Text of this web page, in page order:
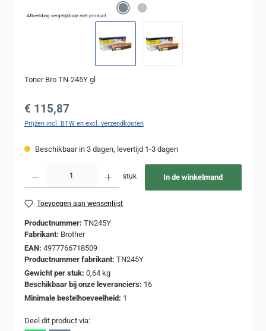
Afbeelding vergelijkbaar met product
Toner Bro TN-245Y gl
Normale prijs:
€ 115,87
Prijzen incl. BTW en excl. verzendkosten
Beschikbaar in 3 dagen, levertijd 1-3 dagen
stuk In de winkelmand
Toevoegen aan wensenlijst
Productnummer: TN245Y
Fabrikant: Brother
EAN: 4977766718509
Productnummer fabrikant: TN245Y
Gewicht per stuk: 0,64 kg
Beschikbaar bij onze leveranciers: 16
Minimale bestelhoeveelheid: 1
Deel dit product via: